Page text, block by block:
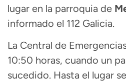
lugar en la parroquia de
informado el 112 Galicia.
La Central de
10:50 horas, cuando un
sucedido. Hasta el lugar